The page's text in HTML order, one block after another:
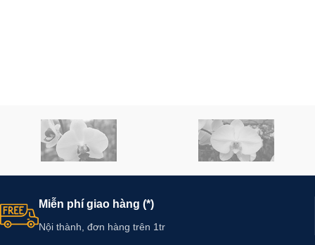
Miễn phí giao hàng (*)
Nội thành, đơn hàng trên 1tr